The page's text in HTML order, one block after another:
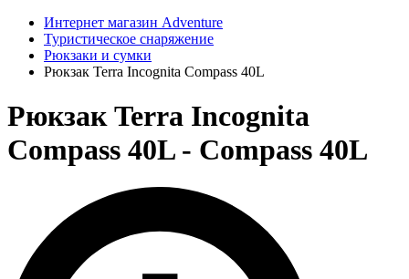
Интернет магазин Adventure
Туристическое снаряжение
Рюкзаки и сумки
Рюкзак Terra Incognita Compass 40L
Рюкзак Terra Incognita
Compass 40L - Compass 40L